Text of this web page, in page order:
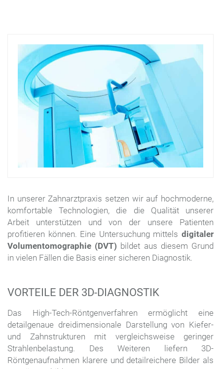
In unserer Zahnarztpraxis setzen wir auf hochmoderne,
komfortable Technologien, die die Qualität unserer
Arbeit unterstützen und von der unsere Patienten
profitieren können. Eine Untersuchung mittels digitaler
Volumentomographie (DVT) bildet aus diesem Grund
in vielen Fällen die Basis einer sicheren Diagnostik.
VORTEILE DER 3D-DIAGNOSTIK
Das High-Tech-Röntgenverfahren ermöglicht eine
detailgenaue dreidimensionale Darstellung von Kiefer-
und Zahnstrukturen mit vergleichsweise geringer
Strahlenbelastung. Des Weiteren liefern 3D-
Röntgenaufnahmen klarere und detailreichere Bilder als